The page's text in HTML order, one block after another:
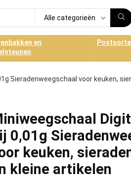
Alle categorieën
en
Sieradenweegschaal voor keuken,
0,01g
keuken,
kleine artikelen